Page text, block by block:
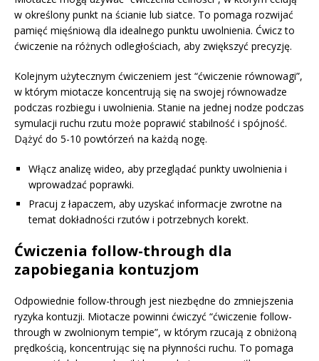
w określony punkt na ścianie lub siatce. To pomaga rozwijać
pamięć mięśniową dla idealnego punktu uwolnienia. Ćwicz to
ćwiczenie na różnych odległościach, aby zwiększyć precyzję.
Kolejnym użytecznym ćwiczeniem jest “ćwiczenie równowagi”,
w którym miotacze koncentrują się na swojej równowadze
podczas rozbiegu i uwolnienia. Stanie na jednej nodze podczas
symulacji ruchu rzutu może poprawić stabilność i spójność.
Dążyć do 5-10 powtórzeń na każdą nogę.
Włącz analizę wideo, aby przeglądać punkty uwolnienia i
wprowadzać poprawki.
Pracuj z łapaczem, aby uzyskać informacje zwrotne na
temat dokładności rzutów i potrzebnych korekt.
Ćwiczenia follow-through dla
zapobiegania kontuzjom
Odpowiednie follow-through jest niezbędne do zmniejszenia
ryzyka kontuzji. Miotacze powinni ćwiczyć “ćwiczenie follow-
through w zwolnionym tempie”, w którym rzucają z obniżoną
prędkością, koncentrując się na płynności ruchu. To pomaga